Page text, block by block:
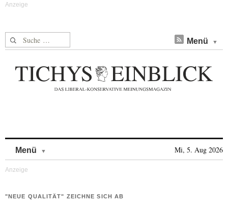
Suche nach: Menü
Menü Mi, 5. Aug 2026
"NEUE QUALITÄT" ZEICHNE SICH AB